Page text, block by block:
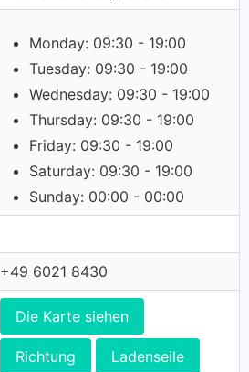
Monday: 09:30 - 19:00
Tuesday: 09:30 - 19:00
Wednesday: 09:30 - 19:00
Thursday: 09:30 - 19:00
Friday: 09:30 - 19:00
Saturday: 09:30 - 19:00
Sunday: 00:00 - 00:00
+49 6021 8430
Die Karte siehen
Richtung Ladenseile